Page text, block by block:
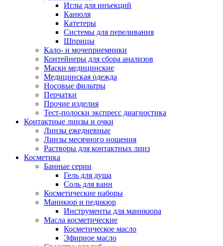
Иглы для инъекций
Канюля
Катетеры
Системы для переливания
Шприцы
Кало- и мочеприемники
Контейнеры для сбора анализов
Маски медицинские
Медицинская одежда
Носовые фильтры
Перчатки
Прочие изделия
Тест-полоски экспресс диагностика
Контактные линзы и очки
Линзы ежедневные
Линзы месячного ношения
Растворы для контактных линз
Косметика
Банные серии
Гель для душа
Соль для ванн
Косметические наборы
Маникюр и педикюр
Инструменты для маникюра
Масла косметические
Косметическое масло
Эфирное масло